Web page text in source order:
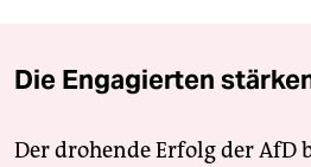
Die Engagierten
Der drohende Erfolg der AfD